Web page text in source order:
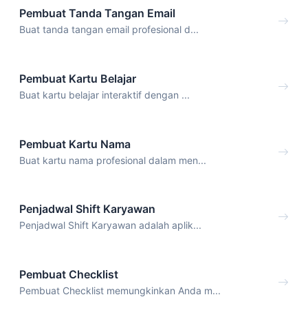
Pembuat Tanda Tangan Email
Buat tanda tangan email profesional d...
Pembuat Kartu Belajar
Buat kartu belajar interaktif dengan ...
Pembuat Kartu Nama
Buat kartu nama profesional dalam men...
Penjadwal Shift Karyawan
Penjadwal Shift Karyawan adalah aplik...
Pembuat Checklist
Pembuat Checklist memungkinkan Anda m...